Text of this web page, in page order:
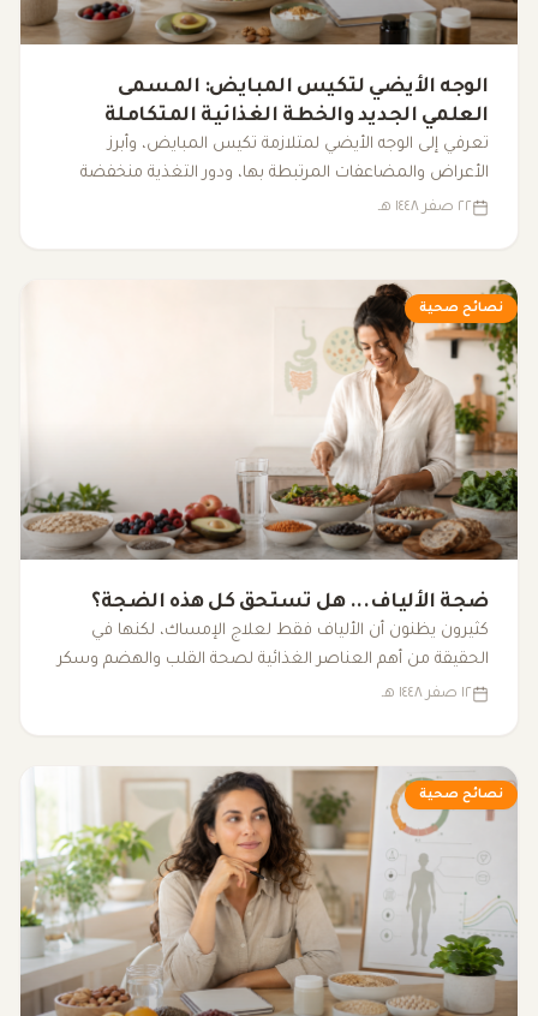
الوجه الأيضي لتكيس المبايض: المسمى
العلمي الجديد والخطة الغذائية المتكاملة
لضبط الهرمونات
تعرفي إلى الوجه الأيضي لمتلازمة تكيس المبايض، وأبرز
الأعراض والمضاعفات المرتبطة بها، ودور التغذية منخفضة
المؤشر الجلايسيمي، والرياضة، والنوم، والمكملات الغذائية في
٢٢ صفر ١٤٤٨ هـ
نصائح صحية
ضجة الألياف... هل تستحق كل هذه الضجة؟
كثيرون يظنون أن الألياف فقط لعلاج الإمساك، لكنها في
الحقيقة من أهم العناصر الغذائية لصحة القلب والهضم وسكر
الدم والبكتيريا النافعة.
١٢ صفر ١٤٤٨ هـ
نصائح صحية